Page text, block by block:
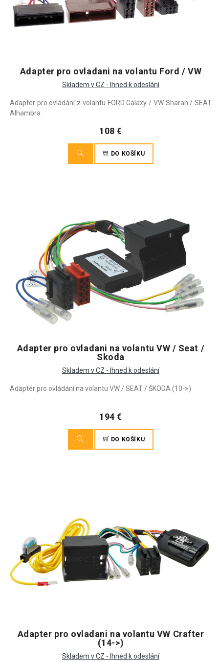
Adapter pro ovladani na volantu Ford / VW
Skladem v CZ - Ihned k odeslání
Adaptér pro ovládání z volantu FORD Galaxy / VW Sharan / SEAT
Alhambra
108 €
DO KOŠÍKU
Adapter pro ovladani na volantu VW / Seat /
Skoda
Skladem v CZ - Ihned k odeslání
Adaptér pro ovládání na volantu VW / SEAT / ŠKODA (10->)
194 €
DO KOŠÍKU
Adapter pro ovladani na volantu VW Crafter
(14->)
Skladem v CZ - Ihned k odeslání